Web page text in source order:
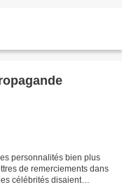
personnalités bien plus
de remerciements dans
célébrités disaient